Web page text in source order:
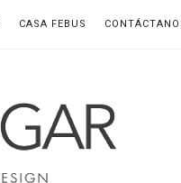
CASA FEBUS